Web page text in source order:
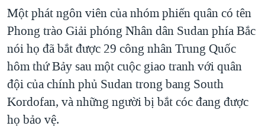
Một phát ngôn viên của nhóm phiến quân có tên
Phong trào Giải phóng Nhân dân Sudan phía Bắc
nói họ đã bắt được 29 công nhân Trung Quốc
hôm thứ Bảy sau một cuộc giao tranh với quân
đội của chính phủ Sudan trong bang South
Kordofan, và những người bị bắt cóc đang được
họ bảo vệ.